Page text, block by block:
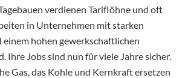
verdienen Tariflöhne und oft
in Unternehmen mit starken
hohen gewerkschaftlichen
Ihre Jobs sind nun für viele Jahre sicher.
Gas, das Kohle und Kernkraft ersetzen